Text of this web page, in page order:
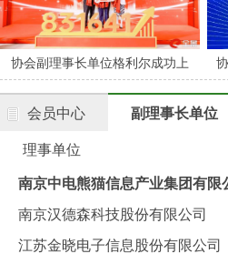
协会副理事长单位格利尔成功上
会员中心 副理事长单位
理事单位
南京中电熊猫信息产业集团有限
南京汉德森科技股份有限公司
江苏金晓电子信息股份有限公司